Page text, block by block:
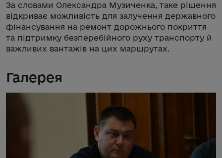
За словами Олександра Музиченка, таке рішення
відкриває можливість для залучення державного
фінансування на ремонт дорожнього покриття
та підтримку безперебійного руху транспорту й
важливих вантажів на цих маршрутах.
Галерея